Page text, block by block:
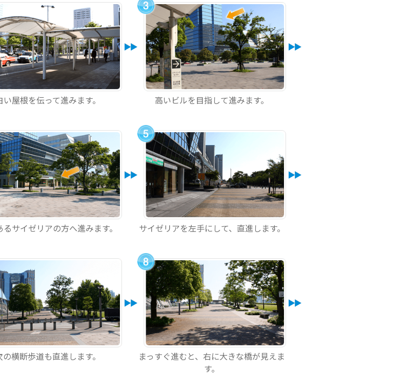
い屋根を伝って進みます。 高いビルを目指して進みます。
るサイゼリアの方へ進みます。 サイゼリアを左手にして、直進します。
の横断歩道も直進します。
まっすぐ進むと、右に大きな橋が見えま
す。